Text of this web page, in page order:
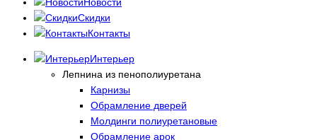
Скидки
Контакты
Интерьер
Лепнина из пенополиуретана
Карнизы
Обрамление дверей
Молдинги полиуретановые
Обрамление арок